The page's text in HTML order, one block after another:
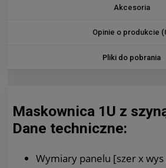
Akcesoria
Opinie o produkcie
Pliki do pobrania
Maskownica 1U z
Dane techniczne:
Wymiary panelu [szer x wys